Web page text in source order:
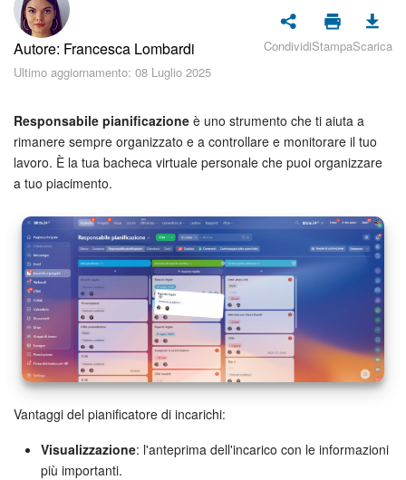
Piani e pagamento
Sicurezza in Bitrix24
CoPilot: IA in Bitrix24
Feed
Messenger
Collab
Calendario
Bitrix24 Drive
Webmail
Gruppi di lavoro
Autore: Francesca Lombardi
Ultimo aggiornamento: 08 Luglio 2025
CondividiStampaScarica
Responsabile pianificazione è uno strumento che ti aiuta a
rimanere sempre organizzato e a controllare e monitorare il tuo
lavoro. È la tua bacheca virtuale personale che puoi organizzare
a tuo piacimento.
Vantaggi del pianificatore di incarichi:
Visualizzazione: l'anteprima dell'incarico con le informazioni
più importanti.